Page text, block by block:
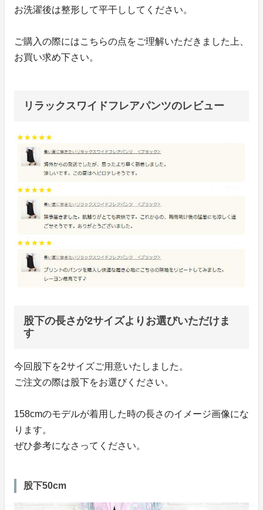
お洗濯後は整形して平干ししてください。
ご購入の際にはこちらの点をご理解いただきました上、
お買い求め下さい。
リラックスワイドフレアパンツのレビュー
股下の長さが2サイズよりお選びいただけま
す
今回股下を2サイズご用意いたしました。
ご注文の際は股下をお選びください。
158cmのモデルが着用した時の長さのイメージ画像にな
ります。
ぜひ参考になさってください。
股下50cm